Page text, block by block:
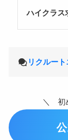
ハイクラス
リクルー
＼ 初